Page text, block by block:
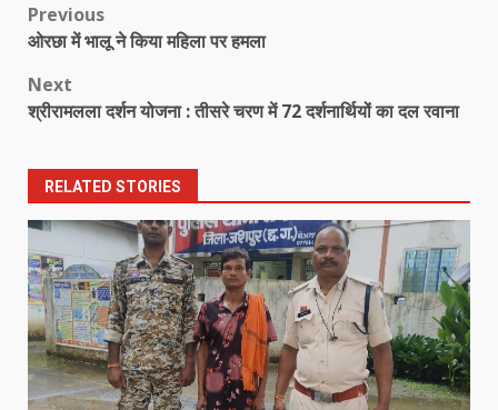
Post
navigation
Previous
ओरछा में भालू ने किया महिला पर हमला
Next
श्रीरामलला दर्शन योजना : तीसरे चरण में 72 दर्शनार्थियों का दल रवाना
RELATED STORIES